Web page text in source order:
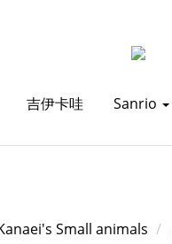
吉伊卡哇 Sanrio
Small animals